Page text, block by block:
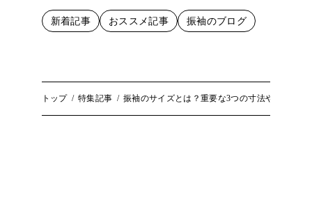
トップ 特集記事 振袖のサイズとは？重要な3つの寸法や測り方の
新着記事 おススメ記事 振袖のブログ